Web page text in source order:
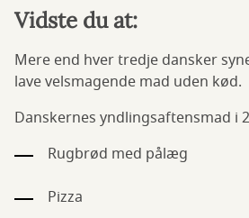
Vidste du at:
Mere end hver tredje dansker
lave velsmagende mad uden kød.
Danskernes yndlingsaftensmad i
Rugbrød med pålæg
Pizza